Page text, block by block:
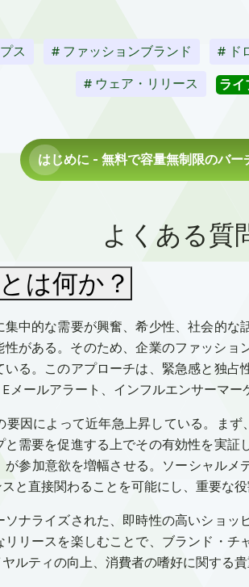
ス # ファッションブランド # ド
# ウェア・リリース ライ
はじめに - 無料で容量無制限のバー
よくある質
は何か？
中的な需要が興奮、希少性、社会的
がある。そのため、企業のファッシ
る。このアプローチは、緊急感と独
ールアラート、インフルエンサーマ
因によって近年急上昇している。ま
需要を促進する上でその有効性を実
参加意欲を増幅させる。ソーシャル
と直接関わることを可能にし、重要な役
ナライズされた、即時性の高いショ
リースを楽しむことで、ブランド・
ルティの向上、消費者の嗜好に関する